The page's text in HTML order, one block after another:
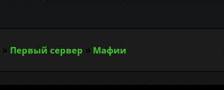
» Первый сервер » Мафии